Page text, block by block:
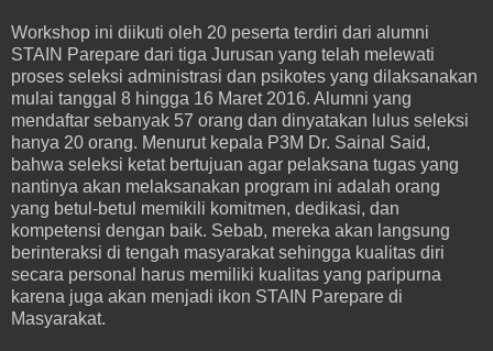
Workshop ini diikuti oleh 20 peserta terdiri dari alumni
STAIN Parepare dari tiga Jurusan yang telah melewati
proses seleksi administrasi dan psikotes yang dilaksanakan
mulai tanggal 8 hingga 16 Maret 2016. Alumni yang
mendaftar sebanyak 57 orang dan dinyatakan lulus seleksi
hanya 20 orang. Menurut kepala P3M Dr. Sainal Said,
bahwa seleksi ketat bertujuan agar pelaksana tugas yang
nantinya akan melaksanakan program ini adalah orang
yang betul-betul memikili komitmen, dedikasi, dan
kompetensi dengan baik. Sebab, mereka akan langsung
berinteraksi di tengah masyarakat sehingga kualitas diri
secara personal harus memiliki kualitas yang paripurna
karena juga akan menjadi ikon STAIN Parepare di
Masyarakat.